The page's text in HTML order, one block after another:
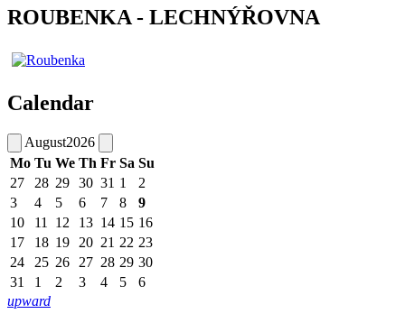
ROUBENKA - LECHNÝŘOVNA
Calendar
August2026
Mo Tu We Th Fr Sa Su
27
28 29 30 31 1
2
3
4 5 6 7 8
9
10
11 12 13 14 15 16
17
18 19 20 21 22 23
24
25 26 27 28 29 30
31
1 2 3 4 5
6
upward